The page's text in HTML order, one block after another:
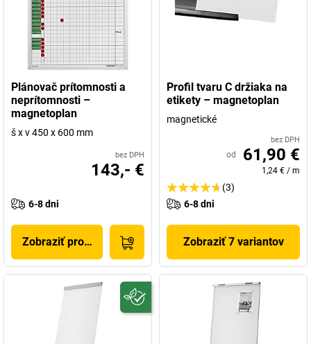
Plánovač prítomnosti a
neprítomnosti –
magnetoplan
š x v 450 x 600 mm
bez DPH
143,- €
6-8 dni
Zobraziť produkt
Profil tvaru C držiaka na
etikety – magnetoplan
magnetické
bez DPH
od 61,90 €
1,24 € / m
(3)
6-8 dni
Zobraziť 7 variantov